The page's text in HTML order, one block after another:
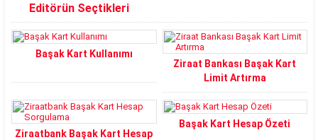
Editörün Seçtikleri
Başak Kart Kullanımı
Ziraat Bankası Başak Kart
Limit Artırma
Ziraatbank Başak Kart Hesap
Başak Kart Hesap Özeti